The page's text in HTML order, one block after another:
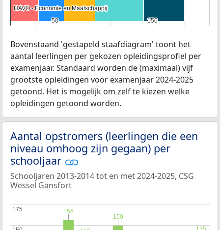
50
50 150
150
HAVO - Economie en Maatschappij
HAVO - Economie en Maatschappij
Bovenstaand 'gestapeld staafdiagram' toont het
aantal leerlingen per gekozen opleidingsprofiel per
examenjaar. Standaard worden de (maximaal) vijf
grootste opleidingen voor examenjaar 2024-2025
getoond. Het is mogelijk om zelf te kiezen welke
opleidingen getoond worden.
Aantal opstromers (leerlingen die een
niveau omhoog zijn gegaan) per
schooljaar
Schooljaren 2013-2014 tot en met 2024-2025, CSG
Wessel Gansfort
175
175 156
156
150
150